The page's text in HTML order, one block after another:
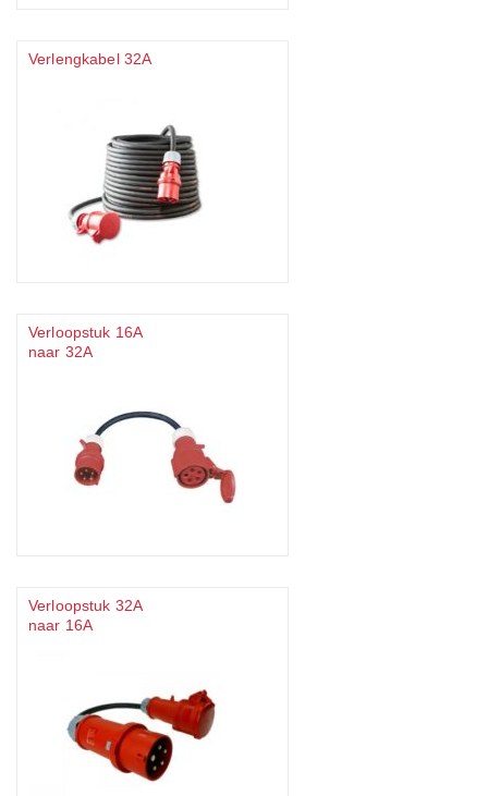
Verlengkabel 32A
Verloopstuk 16A
naar 32A
Verloopstuk 32A
naar 16A